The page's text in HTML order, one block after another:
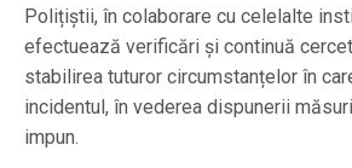
Polițiștii, în colaborare cu celelalte
efectuează verificări și continuă
stabilirea tuturor circumstanțelor în
incidentul, în vederea dispunerii
impun.